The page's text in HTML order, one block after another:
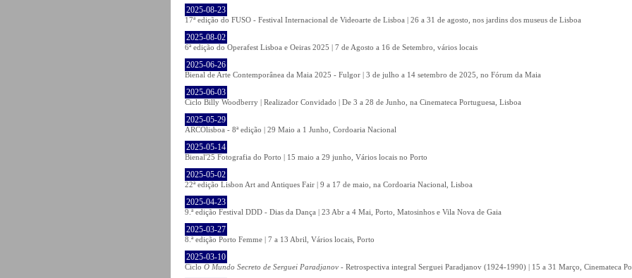
2025-08-23
17ª edição do FUSO - Festival Internacional de Videoarte de Lisboa | 26 a 31 de agosto, nos jardins dos museus de Lisboa
2025-08-02
6ª edição do Operafest Lisboa e Oeiras 2025 | 7 de Agosto a 16 de Setembro, vários locais
2025-06-26
Bienal de Arte Contemporânea da Maia 2025 - Fulgor | 3 de julho a 14 setembro de 2025, no Fórum da Maia
2025-06-03
Ciclo Billy Woodberry | Realizador Convidado | De 3 a 28 de Junho, na Cinemateca Portuguesa, Lisboa
2025-05-29
ARCOlisboa - 8ª edição | 29 Maio a 1 Junho, Cordoaria Nacional
2025-05-14
Bienal'25 Fotografia do Porto | 15 maio a 29 junho, Vários locais no Porto
2025-05-02
22ª edição Lisbon Art and Antiques Fair | 9 a 17 de maio, na Cordoaria Nacional, Lisboa
2025-04-23
9.ª edição Festival DDD - Dias da Dança | 23 Abr a 4 Mai, Porto, Matosinhos e Vila Nova de Gaia
2025-03-27
8.ª edição Porto Femme | 7 a 13 Abril, Vários locais, Porto
2025-03-10
Ciclo O Mundo Secreto de Serguei Paradjanov - Retrospectiva integral Serguei Paradjanov (1924-1990) | 15 a 31 Março, Cinemateca